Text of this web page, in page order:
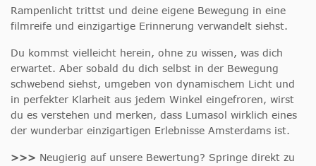
Rampenlicht trittst und deine eigene Bewegung in eine
filmreife und einzigartige Erinnerung verwandelt siehst.
Du kommst vielleicht herein, ohne zu wissen, was dich
erwartet. Aber sobald du dich selbst in der Bewegung
schwebend siehst, umgeben von dynamischem Licht und
in perfekter Klarheit aus jedem Winkel eingefroren, wirst
du es verstehen und merken, dass Lumasol wirklich eines
der wunderbar einzigartigen Erlebnisse Amsterdams ist.
>>> Neugierig auf unsere Bewertung? Springe direkt zu